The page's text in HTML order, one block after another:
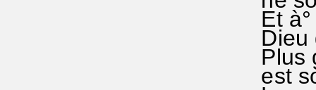
Et à°
Dieu
Plus
est